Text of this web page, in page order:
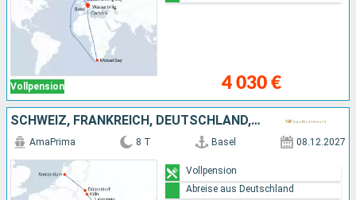
Vollpension 4 030 €
SCHWEIZ, FRANKREICH, DEUTSCHLAND, NIEDERLANDE
AmaPrima 8 T Basel 08.12.2027
Vollpension
Abreise aus Deutschland